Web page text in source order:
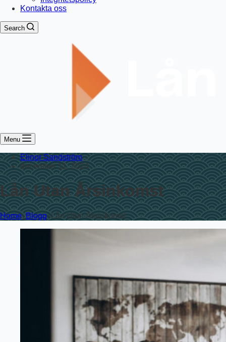
Kontakta oss
Search
Menu
Elinor Sandström
december 11, 2024
Lån Utan Årsinkomst
Home Blogg Lån Utan Årsinkomst